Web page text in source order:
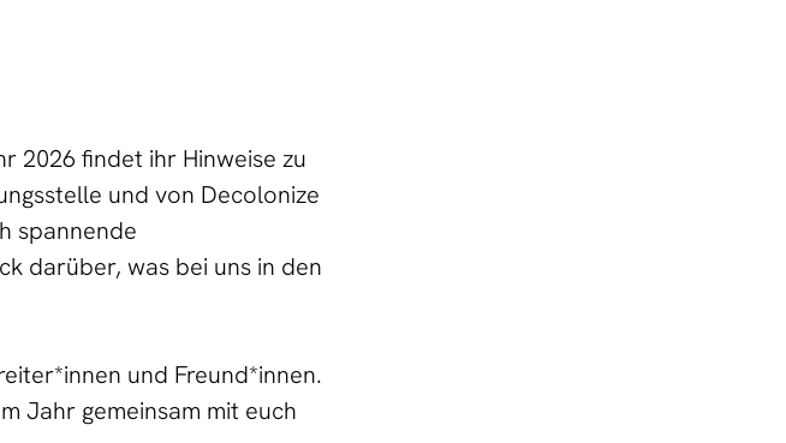
2026 findet ihr Hinweise zu
und von Decolonize
spannende
darüber, was bei uns in den
und Freund*innen.
Jahr gemeinsam mit euch